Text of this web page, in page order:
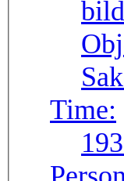
Time: